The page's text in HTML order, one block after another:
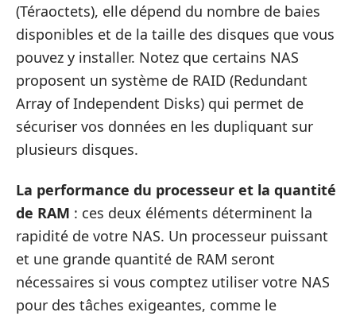
(Téraoctets), elle dépend du nombre de baies
disponibles et de la taille des disques que vous
pouvez y installer. Notez que certains NAS
proposent un système de RAID (Redundant
Array of Independent Disks) qui permet de
sécuriser vos données en les dupliquant sur
plusieurs disques.
La performance du processeur et la quantité
de RAM : ces deux éléments déterminent la
rapidité de votre NAS. Un processeur puissant
et une grande quantité de RAM seront
nécessaires si vous comptez utiliser votre NAS
pour des tâches exigeantes, comme le